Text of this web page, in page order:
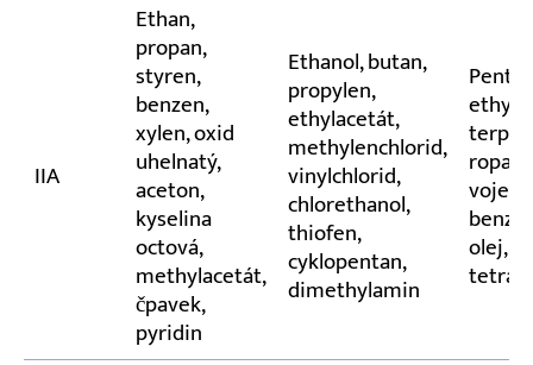
IIA
Ethan,
propan,
styren,
benzen,
xylen, oxid
uhelnatý,
aceton,
kyselina
octová,
methylacetát,
čpavek,
pyridin
Ethanol, butan,
propylen,
ethylacetát,
methylenchlorid,
vinylchlorid,
chlorethanol,
thiofen,
cyklopentan,
dimethylamin
ropa
olej,